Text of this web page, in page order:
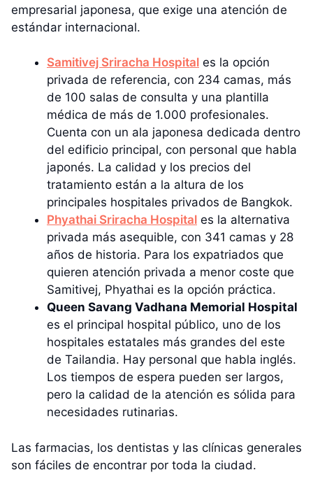
empresarial japonesa, que exige una atención de
estándar internacional.
Samitivej Sriracha Hospital es la opción
privada de referencia, con 234 camas, más
de 100 salas de consulta y una plantilla
médica de más de 1.000 profesionales.
Cuenta con un ala japonesa dedicada dentro
del edificio principal, con personal que habla
japonés. La calidad y los precios del
tratamiento están a la altura de los
principales hospitales privados de Bangkok.
Phyathai Sriracha Hospital es la alternativa
privada más asequible, con 341 camas y 28
años de historia. Para los expatriados que
quieren atención privada a menor coste que
Samitivej, Phyathai es la opción práctica.
Queen Savang Vadhana Memorial Hospital
es el principal hospital público, uno de los
hospitales estatales más grandes del este
de Tailandia. Hay personal que habla inglés.
Los tiempos de espera pueden ser largos,
pero la calidad de la atención es sólida para
necesidades rutinarias.
Las farmacias, los dentistas y las clínicas generales
son fáciles de encontrar por toda la ciudad.